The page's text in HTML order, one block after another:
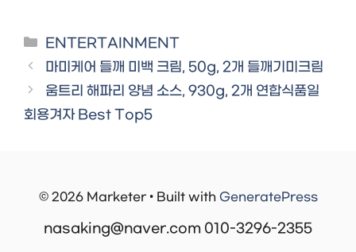
Categories
ENTERTAINMENT
마미케어 들깨 미백 크림, 50g, 2개 들깨기미크림
움트리 해파리 양념 소스, 930g, 2개 연합식품일
회용겨자 Best Top5
© 2026 Marketer • Built with GeneratePress
nasaking@naver.com 010-3296-2355